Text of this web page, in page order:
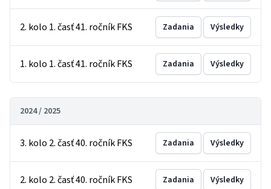
2. kolo 1. časť 41. ročník FKS Zadania Výsledky
1. kolo 1. časť 41. ročník FKS Zadania Výsledky
2024 / 2025
3. kolo 2. časť 40. ročník FKS Zadania Výsledky
2. kolo 2. časť 40. ročník FKS Zadania Výsledky